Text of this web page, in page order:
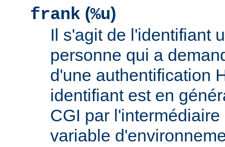
frank (%u)
Il s'agit de l'identifiant
personne qui a
d'une authentification
identifiant est en
CGI par
variable